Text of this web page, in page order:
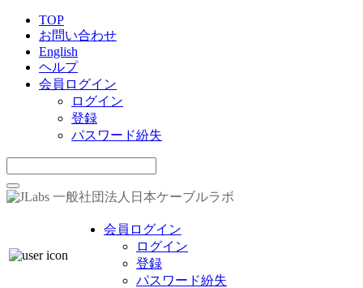
TOP
お問い合わせ
English
ヘルプ
会員ログイン
ログイン
登録
パスワード紛失
一般社団法人日本ケーブルラボ
会員ログイン
ログイン
登録
パスワード紛失